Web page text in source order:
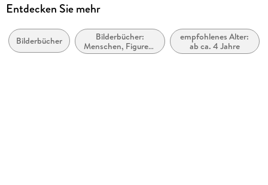
Reihe
Autor/Autorin
Jörg Hilbert, Felix Janosa
Entdecken Sie mehr
Bilderbücher
Bilderbücher:
Menschen, Figuren,
Charaktere
empfohlenes Alter:
ab ca. 4 Jahre